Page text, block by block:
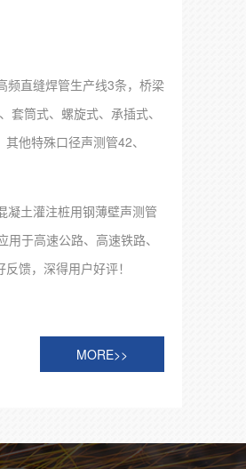
频直缝焊管生产线3条，桥梁
筒式、螺旋式、承插式、
他特殊口径声测管42、
土灌注桩用钢薄壁声测管
于高速公路、高速铁路、
馈，深得用户好评！
MORE>>